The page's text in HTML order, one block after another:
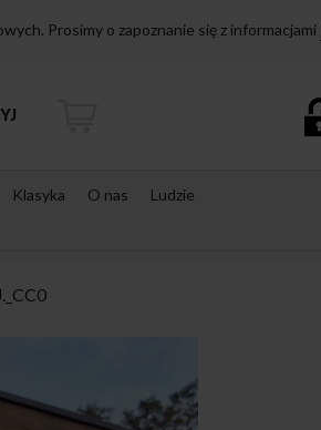
Prosimy o zapoznanie się z informacjami
Klasyka O nas
Ludzie